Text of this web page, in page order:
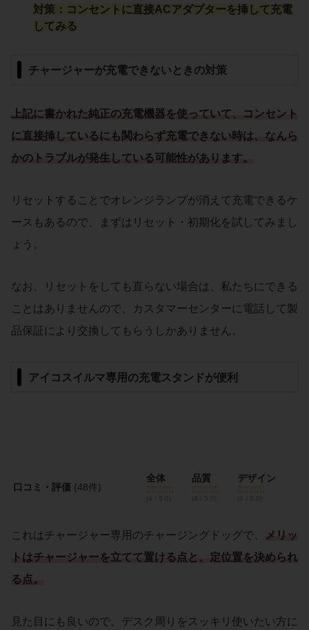
対策 ：コンセントに直接ACアダプターを挿して充電
してみる
チャージャーが充電できないときの対策
上記に書かれた純正の充電機器を使っていて、コンセント
に直接挿しているにも関わらず充電できない時は、なんら
かのトラブルが発生している可能性があります。
リセットすることでオレンジランプが消えて充電できるケ
ースもあるので、まずはリセット・初期化を試してみまし
ょう。
なお、リセットをしても直らない場合は、私たちにできる
ことはありませんので、カスタマーセンターに電話して製
品保証により交換してもらうしかありません。
アイコスイルマ専用の充電スタンドが便利
口コミ・評価 (48件)
全体 品質 デザイン
これはチャージャー専用のチャージングドッグで、
メリッ
トはチャージャーを立てて置ける点と、定位置を決められ
る点。
見た目にも良いので、デスク周りをスッキリ使いたい方に